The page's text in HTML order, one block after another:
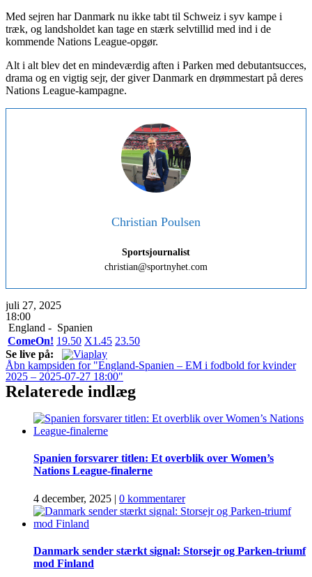
Med sejren har Danmark nu ikke tabt til Schweiz i syv kampe i
træk, og landsholdet kan tage en stærk selvtillid med ind i de
kommende Nations League-opgør.
Alt i alt blev det en mindeværdig aften i Parken med debutantsucces,
drama og en vigtig sejr, der giver Danmark en drømmestart på deres
Nations League-kampagne.
Christian Poulsen
Sportsjournalist
christian@sportnyhet.com
juli 27, 2025
18:00
England - Spanien
ComeOn! 19.50 X1.45 23.50
Se live på:
Åbn kampsiden for "England-Spanien – EM i fodbold for kvinder
2025 – 2025-07-27 18:00"
Relaterede indlæg
Spanien forsvarer titlen: Et overblik over Women’s
Nations League-finalerne
4 december, 2025 | 0 kommentarer
Danmark sender stærkt signal: Storsejr og Parken-triumf
mod Finland